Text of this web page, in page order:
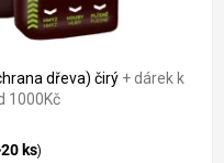
dřeva) čirý + dárek k
1000Kč
ks)